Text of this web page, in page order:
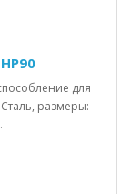
для
размеры: